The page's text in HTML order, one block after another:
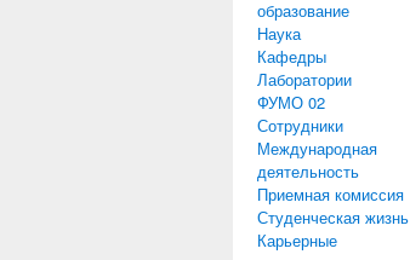
образование
Наука
Кафедры
Лаборатории
ФУМО 02
Сотрудники
Международная
деятельность
Приемная комиссия
Студенческая жизнь
Карьерные